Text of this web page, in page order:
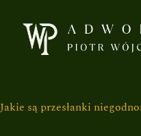
Jakie są przesłanki